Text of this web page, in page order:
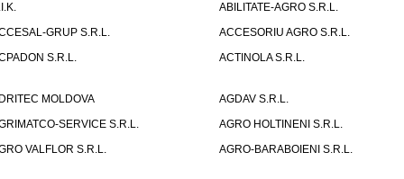
ABILITATE-AGRO S.R.L.
GRUP S.R.L.
ACCESORIU AGRO S.R.L.
S.R.L.
ACTINOLA S.R.L.
MOLDOVA
AGDAV S.R.L.
SERVICE S.R.L.
AGRO HOLTINENI S.R.L.
VALFLOR S.R.L.
AGRO-BARABOIENI S.R.L.